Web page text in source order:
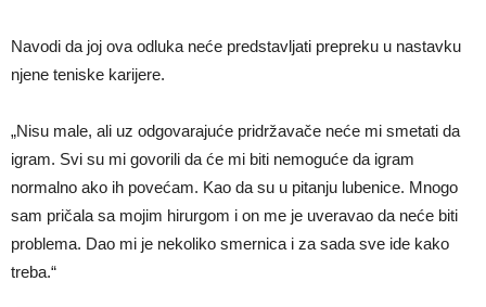
Navodi da joj ova odluka neće predstavljati prepreku u nastavku
njene teniske karijere.
„Nisu male, ali uz odgovarajuće pridržavače neće mi smetati da
igram. Svi su mi govorili da će mi biti nemoguće da igram
normalno ako ih povećam. Kao da su u pitanju lubenice. Mnogo
sam pričala sa mojim hirurgom i on me je uveravao da neće biti
problema. Dao mi je nekoliko smernica i za sada sve ide kako
treba.“